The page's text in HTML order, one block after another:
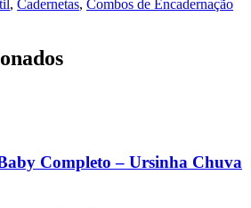
, Cadernetas, Combos de Encadernação
Completo – Ursinha Chuva